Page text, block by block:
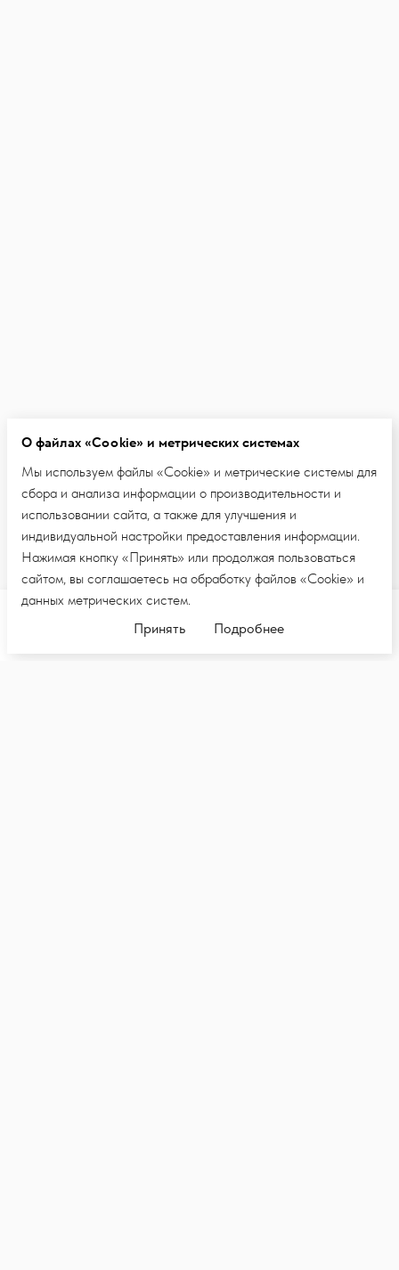
Добавить в корзину
О файлах «Cookie» и метрических системах
Мы используем файлы «Cookie» и метрические системы для
сбора и анализа информации о производительности и
использовании сайта, а также для улучшения и
индивидуальной настройки предоставления информации.
Нажимая кнопку «Принять» или продолжая пользоваться
сайтом, вы соглашаетесь на обработку файлов «Cookie» и
данных метрических систем.
Принять
Подробнее